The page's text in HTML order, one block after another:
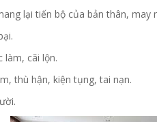
lại tiến bộ của bản thân, may
làm, cãi lộn.
thù hận, kiện tụng, tai nạn.